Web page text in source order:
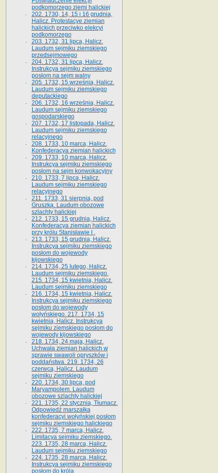
podkomorzego ziemi halickiej
202. 1730, 14, 15 i 16 grudnia,
Halicz. Protestacye ziemian
halickich przeciwko elekcyi
podkomorzego
203. 1732, 31 lipca, Halicz.
Laudum sejmiku ziemskiego
przedsejmowego
204. 1732, 31 lipca, Halicz.
Instrukcya sejmiku ziemskiego
posłom na sejm walny
205. 1732, 15 września, Halicz.
Laudum sejmiku ziemskiego
deputackiego
206. 1732, 16 września, Halicz.
Laudum sejmiku ziemskiego
gospodarskiego
207. 1732, 17 listopada, Halicz.
Laudum sejmiku ziemskiego
relacyjnego
208. 1733, 10 marca, Halicz.
Konfederacya ziemian halickich­
209. 1733, 10 marca, Halicz.
Instrukcya sejmiku ziemskiego
posłom na sejm konwokacyjny
210. 1733, 7 lipca, Halicz.
Laudum sejmiku ziemskiego
relacyjnego
211. 1733, 31 sierpnia, pod
Gruszką. Laudum obozowe
szlachty halickiej
212. 1733, 15 grudnia, Halicz.
Konfederacya ziemian halickich
przy królu Stanisławie I .
213. 1733, 15 grudnia, Halicz.
Instrukcya sejmiku ziemskiego
posłom do wojewody
kijowskiego
214. 1734, 25 lutego, Halicz.
Laudum sejmiku ziemskiego.
215. 1734, 15 kwietnia, Halicz.
Laudum sejmiku ziemskiego
216. 1734, 15 kwietnia, Halicz.
Instrukcya sejmiku ziemskiego
posłom do wojewody
wołyńskiego. 217. 1734, 15
kwietnia, Halicz. Instrukcya
sejmiku ziemskiego posłom do
wojewody kijowskiego
218. 1734, 24 maja, Halicz.
Uchwała ziemian halickich w
sprawie swawoli opryszków i
poddaństwa. 219. 1734, 26
czerwca, Halicz. Laudum
sejmiku ziemskiego
220. 1734, 30 lipca, pod
Maryampolem. Laudum
obozowe szlachty halickiej
221. 1735, 22 stycznia, Tłumacz.
Odpowiedź marszałka
konfederacyi wołyńskiej posłom
sejmiku ziemskiego halickiego
222. 1735, 7 marca, Halicz.
Limitacya sejmiku ziemskiego.
223. 1735, 28 marca, Halicz.
Laudum sejmiku ziemskiego
224. 1735, 28 marca, Halicz.
Instrukcya sejmiku ziemskiego
posłom do króla